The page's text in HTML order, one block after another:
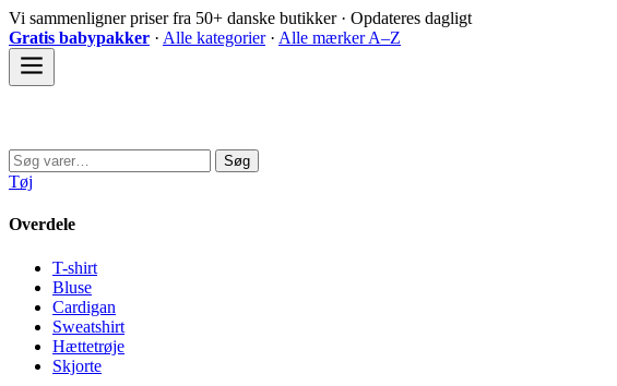
Spring
til
indhold
Vi sammenligner priser fra 50+ danske butikker · Opdateres dagligt
Gratis babypakker · Alle kategorier· Alle mærker A–Z
Søg
efter:
Søg
Tøj
Overdele
T-shirt
Bluse
Cardigan
Sweatshirt
Hættetrøje
Skjorte